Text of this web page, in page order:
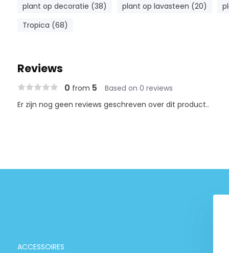
plant op decoratie (38)
plant op lavasteen (20)
Tropica (68)
Reviews
0 from 5 Based on 0 reviews
Er zijn nog geen reviews geschreven over dit product..
ACCESSOIRES